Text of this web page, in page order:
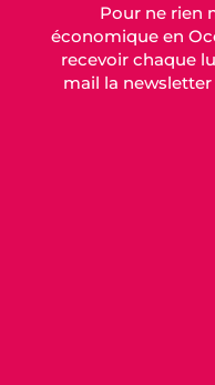
Pour ne rien
économique en
recevoir chaque
mail la